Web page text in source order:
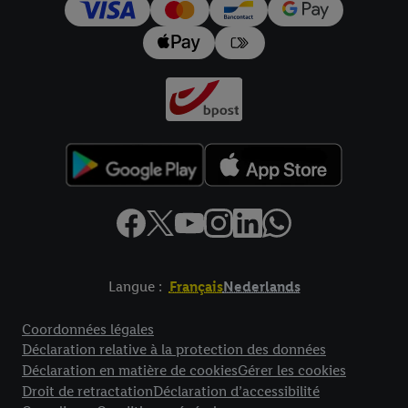
Langue : FrançaisNederlands
Coordonnées légales
Déclaration relative à la protection des données
Déclaration en matière de cookiesGérer les cookies
Droit de retractationDéclaration d’accessibilité
données.Vous trouverez les impressions ici.